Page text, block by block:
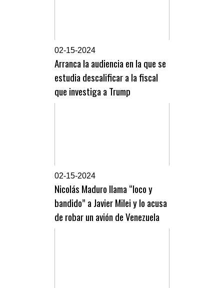
02-15-2024
Arranca la audiencia en la que se
estudia descalificar a la fiscal
que investiga a Trump
02-15-2024
Nicolás Maduro llama “loco y
bandido” a Javier Milei y lo acusa
de robar un avión de Venezuela